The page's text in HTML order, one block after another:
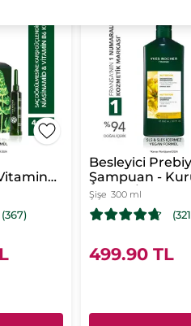
/
(367)
Besleyici
Şampuan -
Saçlar / Nutrition
Tuzsuz,
İçermez ,
Şişe 300 ml
499.90 TL